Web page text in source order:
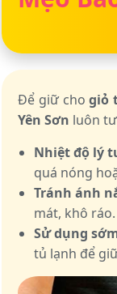
Để giữ chogiỏ
Yên Sơn luôn
Nhiệt độ lý
quá nóng
Tránh ánh
mát, khô ráo.
Sử dụng
tủ lạnh để